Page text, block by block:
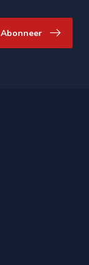
Abonneer